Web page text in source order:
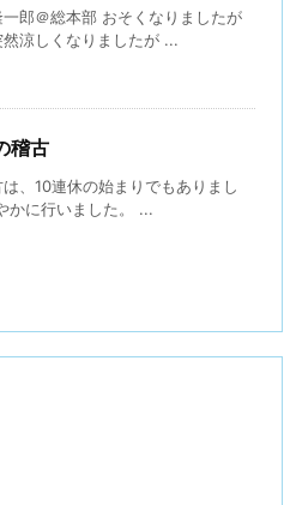
郎＠総本部 おそくなりましたが
涼しくなりましたが ...
稽古
、10連休の始まりでもありまし
かに行いました。 ...